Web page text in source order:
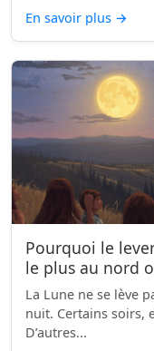
En savoir plus →
Pourquoi le
le plus au nord
La Lune ne se lève
nuit. Certains soirs,
D’autres...